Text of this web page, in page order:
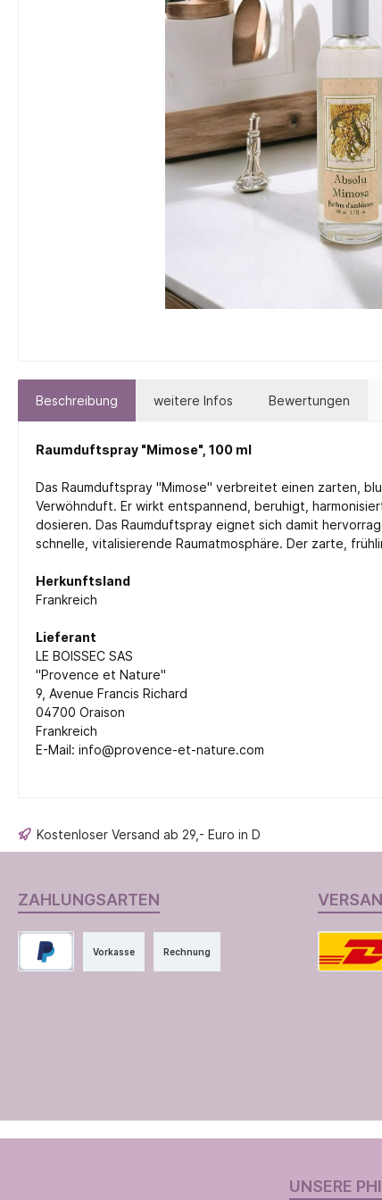
Seifen mit Arganöl
Seifen mit Sheabutter
Beschreibung weitere Infos Bewertungen
Raumduftspray "Mimose", 100 ml
Das Raumduftspray "Mimose" verbreitet einen zarten,
Verwöhnduft. Er wirkt entspannend, beruhigt,
dosieren. Das Raumduftspray eignet sich damit
schnelle, vitalisierende Raumatmosphäre. Der zarte,
Herkunftsland
Frankreich
Lieferant
LE BOISSEC SAS
"Provence et Nature"
9, Avenue Francis Richard
04700 Oraison
Frankreich
E-Mail: info@provence-et-nature.com
Kostenloser Versand ab 29,- Euro in D
ZAHLUNGSARTEN
Vorkasse Rechnung
UNSERE